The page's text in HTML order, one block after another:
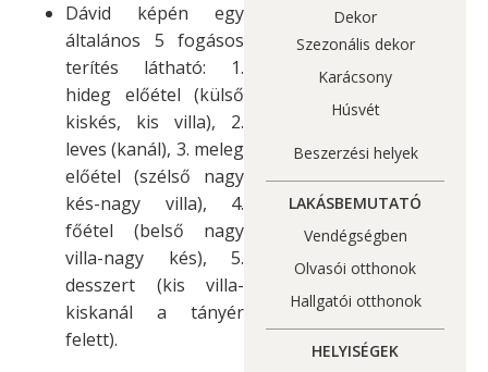
Dávid képén egy
általános 5 fogásos
terítés látható: 1.
hideg előétel (külső
kiskés, kis villa), 2.
leves (kanál), 3. meleg
előétel (szélső nagy
kés-nagy villa), 4.
főétel (belső nagy
villa-nagy kés), 5.
desszert (kis villa-
kiskanál a tányér
felett).
Dekor
Szezonális dekor
Karácsony
Húsvét
Beszerzési helyek
LAKÁSBEMUTATÓ
Vendégségben
Olvasói otthonok
Hallgatói otthonok
HELYISÉGEK